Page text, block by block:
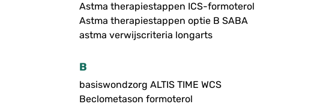
Astma therapiestappen ICS-formoterol
Astma therapiestappen optie B SABA
astma verwijscriteria longarts
B
basiswondzorg ALTIS TIME WCS
Beclometason formoterol